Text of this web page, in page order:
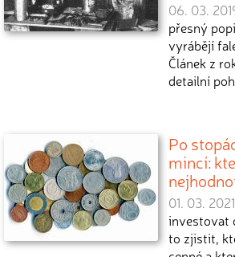
06. 03.
přesný
vyrábějí
Článek z
detailní
Po
mincí:
01. 03. 2021
investovat
to zjistit,